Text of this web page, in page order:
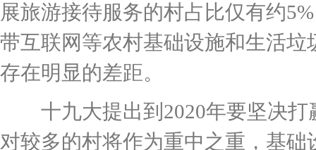
展旅游接待服务的村占比仅有约
带互联网等农村基础设施和生活
存在明显的差距。
十九大提出到2020年要坚决打
对较多的村将作为重中之重，基